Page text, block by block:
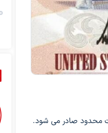
محدود صادر می شود.